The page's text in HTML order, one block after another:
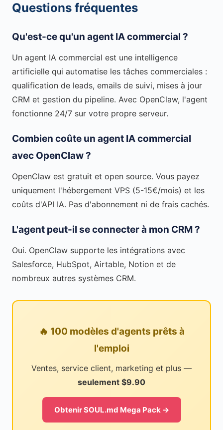
Questions fréquentes
Qu'est-ce qu'un agent IA commercial ?
Un agent IA commercial est une intelligence
artificielle qui automatise les tâches commerciales :
qualification de leads, emails de suivi, mises à jour
CRM et gestion du pipeline. Avec OpenClaw, l'agent
fonctionne 24/7 sur votre propre serveur.
Combien coûte un agent IA commercial
avec OpenClaw ?
OpenClaw est gratuit et open source. Vous payez
uniquement l'hébergement VPS (5-15€/mois) et les
coûts d'API IA. Pas d'abonnement ni de frais cachés.
L'agent peut-il se connecter à mon CRM ?
Oui. OpenClaw supporte les intégrations avec
Salesforce, HubSpot, Airtable, Notion et de
nombreux autres systèmes CRM.
🔥 100 modèles d'agents prêts à
l'emploi
Ventes, service client, marketing et plus —
seulement $9.90
Obtenir SOUL.md Mega Pack →